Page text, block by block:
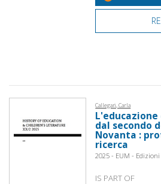
Callegari, Carla
dal secondo
Novanta :
ricerca
2025 - EUM -
IS PART OF